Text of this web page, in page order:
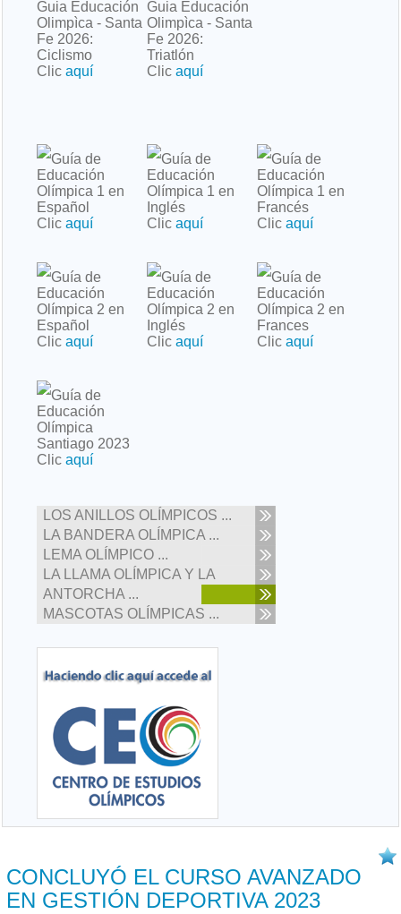
Guia Educación
Olimpìca - Santa
Fe 2026:
Ciclismo
Clic aquí
Guia Educación
Olimpìca - Santa
Fe 2026:
Triatlón
Clic aquí
Guía de
Educación
Olímpica 1 en
Español
Clic aquí
Guía de
Educación
Olímpica 1 en
Inglés
Clic aquí
Guía de
Educación
Olímpica 1 en
Francés
Clic aquí
Guía de
Educación
Olímpica 2 en
Español
Clic aquí
Guía de
Educación
Olímpica 2 en
Inglés
Clic aquí
Guía de
Educación
Olímpica 2 en
Frances
Clic aquí
Guía de
Educación
Olímpica
Santiago 2023
Clic aquí
LOS ANILLOS OLÍMPICOS ...
LA BANDERA OLÍMPICA ...
LEMA OLÍMPICO ...
LA LLAMA OLÍMPICA Y LA
ANTORCHA ...
MASCOTAS OLÍMPICAS ...
CONCLUYÓ EL CURSO AVANZADO
EN GESTIÓN DEPORTIVA 2023